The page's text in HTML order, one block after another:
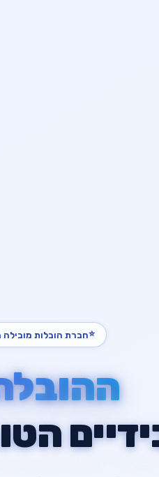
⭐חברת הובלות מובילה